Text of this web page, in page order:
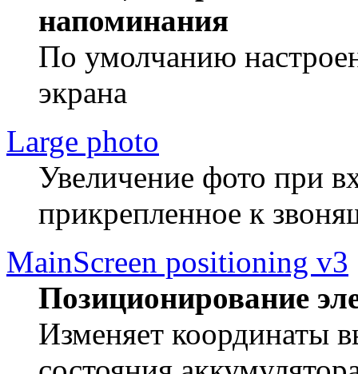
напоминания
По умолчанию
экрана
Large photo
Увеличение фото при
прикрепленное к
MainScreen positioning v3
Позиционирование
Изменяет координаты